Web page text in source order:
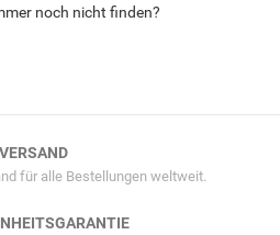
noch nicht finden?
für alle Bestellungen weltweit.